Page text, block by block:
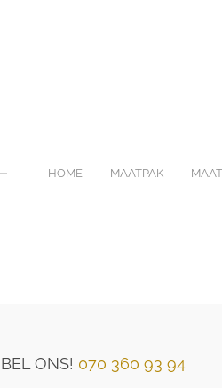
HOME MAATPAK
BEL ONS! 070 360 93 94